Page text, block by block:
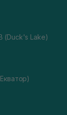
(Duck's Lake)